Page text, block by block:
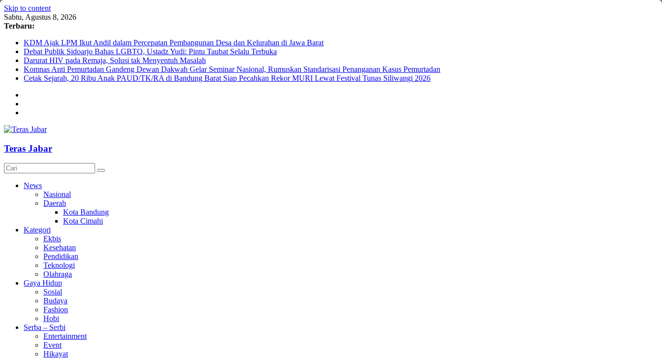
Skip to content
Sabtu, Agustus 8, 2026
Terbaru:
KDM Ajak LPM Ikut Andil dalam Percepatan Pembangunan Desa dan Kelurahan di Jawa Barat
Debat Publik Sidoarjo Bahas LGBTQ, Ustadz Yudi: Pintu Taubat Selalu Terbuka
Darurat HIV pada Remaja, Solusi tak Menyentuh Masalah
Komnas Anti Pemurtadan Gandeng Dewan Dakwah Gelar Seminar Nasional, Rumuskan Standarisasi Penanganan Kasus Pemurtadan
Cetak Sejarah, 20 Ribu Anak PAUD/TK/RA di Bandung Barat Siap Pecahkan Rekor MURI Lewat Festival Tunas Siliwangi 2026
Teras Jabar
News
Nasional
Daerah
Kota Bandung
Kota Cimahi
Kategori
Ekbis
Kesehatan
Pendidikan
Teknologi
Olahraga
Gaya Hidup
Sosial
Budaya
Fashion
Hobi
Serba – Serbi
Entertainment
Event
Hikayat